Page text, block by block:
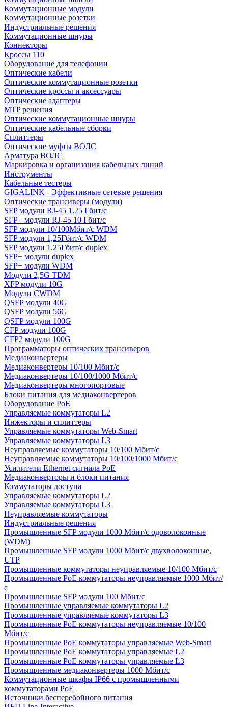
Коммутационные модули
Коммутационные розетки
Индустриальные решения
Коммутационные шнуры
Коннекторы
Кроссы 110
Оборудование для телефонии
Оптические кабели
Оптические коммутационные розетки
Оптические кроссы и аксессуары
Оптические адаптеры
MTP решения
Оптические коммутационные шнуры
Оптические кабельные сборки
Сплиттеры
Оптические муфты ВОЛС
Арматура ВОЛС
Маркировка и организация кабельных линий
Инструменты
Кабельные тестеры
GIGALINK - Эффективные сетевые решения
Оптические трансиверы (модули)
SFP модули RJ-45 1.25 Гбит/c
SFP+ модули RJ-45 10 Гбит/c
SFP модули 10/100Мбит/с WDM
SFP модули 1,25Гбит/с WDM
SFP модули 1,25Гбит/с duplex
SFP+ модули duplex
SFP+ модули WDM
Модули 2,5G TDM
XFP модули 10G
Модули CWDM
QSFP модули 40G
QSFP модули 56G
QSFP модули 100G
CFP модули 100G
CFP2 модули 100G
Программаторы оптических трансиверов
Медиаконвертеры
Медиаконвертеры 10/100 Мбит/с
Медиаконвертеры 10/100/1000 Мбит/c
Медиаконвертеры многопортовые
Блоки питания для медиаконвертеров
Оборудование PoE
Управляемые коммутаторы L2
Инжекторы и сплиттеры
Управляемые коммутаторы Web-Smart
Управляемые коммутаторы L3
Неуправляемые коммутаторы 10/100 Мбит/с
Неуправляемые коммутаторы 10/100/1000 Мбит/с
Усилители Ethernet сигнала PoE
Медиаконверторы и блоки питания
Коммутаторы доступа
Управляемые коммутаторы L2
Управляемые коммутаторы L3
Неуправляемые коммутаторы
Индустриальные решения
Промышленные SFP модули 1000 Мбит/c одоволоконные
(WDM)
Промышленные SFP модули 1000 Мбит/c двухволоконные,
UTP
Промышленные коммутаторы неуправляемые 10/100 Мбит/с
Промышленные PoE коммутаторы неуправляемые 1000 Мбит/
с
Промышленные SFP модули 100 Мбит/c
Промышленные управляемые коммутаторы L2
Промышленные управляемые коммутаторы L3
Промышленные PoE коммутаторы неуправляемые 10/100
Мбит/с
Промышленные PoE коммутаторы управляемые Web-Smart
Промышленные PoE коммутаторы управляемые L2
Промышленные PoE коммутаторы управляемые L3
Промышленные медиаконвертеры 1000 Мбит/с
Коммутационные шкафы IP66 c промышленными
коммутаторами PoE
Источники бесперебойного питания